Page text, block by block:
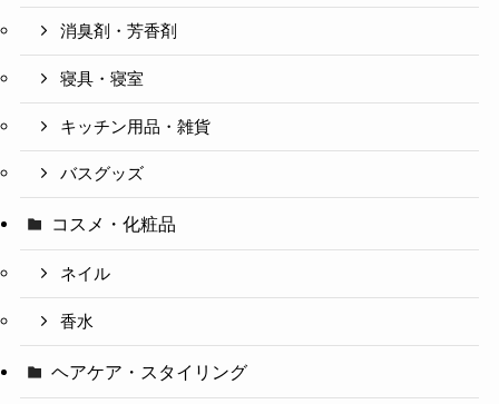
消臭剤・芳香剤
寝具・寝室
キッチン用品・雑貨
バスグッズ
コスメ・化粧品
ネイル
香水
ヘアケア・スタイリング